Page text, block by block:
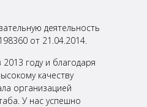
деятельность
от 21.04.2014.
году и благодаря
качеству
организацией
У нас успешно